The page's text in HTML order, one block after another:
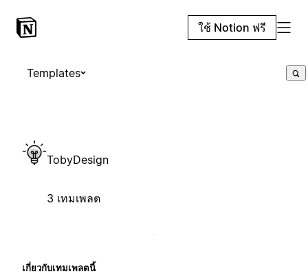
ใช้ Notion ฟรี
Templates
TobyDesign
3 เทมเพลต
เกี่ยวกับเทมเพลตนี้